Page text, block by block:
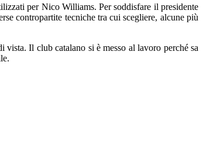
per Nico Williams. Per soddisfare il presidente
contropartite tecniche tra cui scegliere, alcune più
Il club catalano si è messo al lavoro perché sa